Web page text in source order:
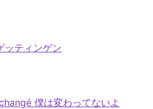
ティンゲン
僕は変わってないよ